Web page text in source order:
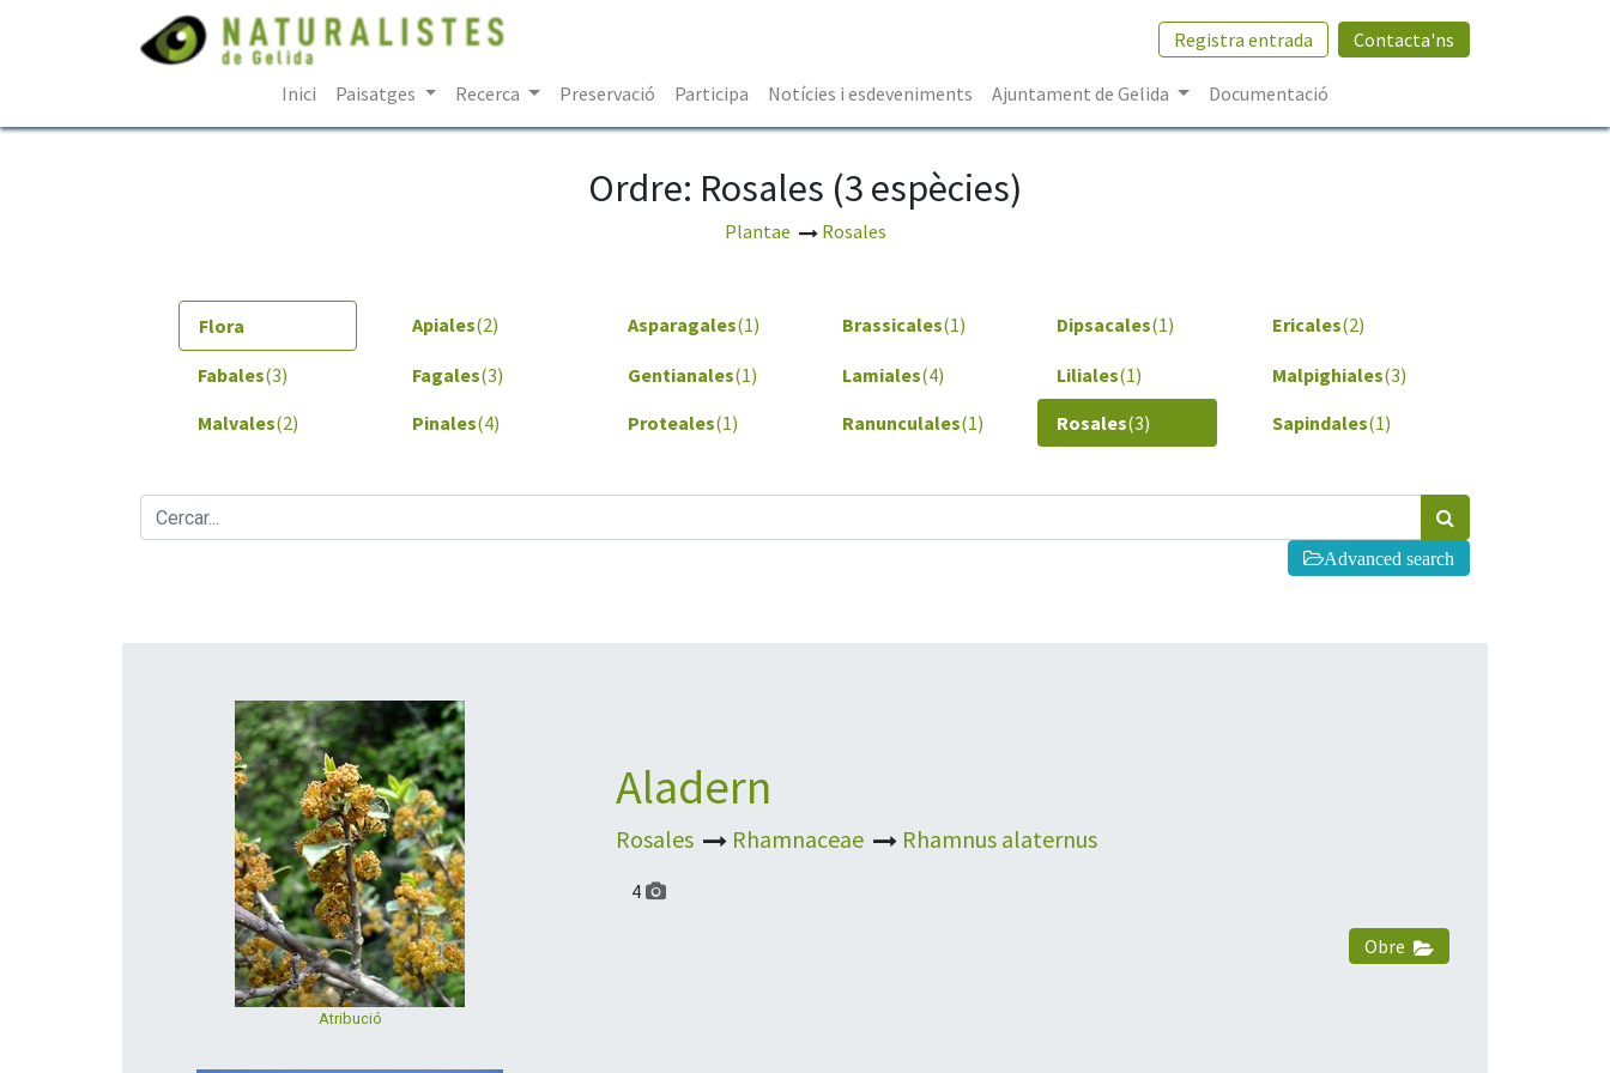
Registra entrada Contacta'ns
Inici Paisatges Recerca Preservació Participa Notícies i esdeveniments Ajuntament de Gelida Documentació
Ordre: Rosales (3 espècies)
Plantae Rosales
Flora Apiales(2) Asparagales(1) Brassicales(1) Dipsacales(1) Ericales(2)
Fabales(3) Fagales(3) Gentianales(1) Lamiales(4) Liliales(1) Malpighiales(3)
Malvales(2) Pinales(4) Proteales(1) Ranunculales(1) Rosales(3) Sapindales(1)
Advanced search
Atribució
Aladern
Rosales Rhamnaceae Rhamnus alaternus
4
Obre